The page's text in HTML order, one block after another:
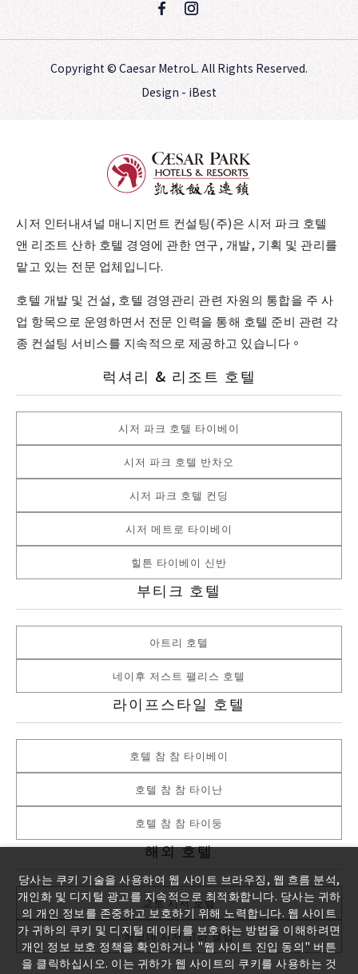
Copyright © Caesar MetroL. All Rights Reserved.
Design - iBest
시저 인터내셔널 매니지먼트 컨설팅(주)은 시저 파크 호텔
앤 리조트 산하 호텔 경영에 관한 연구, 개발, 기획 및 관리를
맡고 있는 전문 업체입니다.
호텔 개발 및 건설, 호텔 경영관리 관련 자원의 통합을 주 사
업 항목으로 운영하면서 전문 인력을 통해 호텔 준비 관련 각
종 컨설팅 서비스를 지속적으로 제공하고 있습니다。
럭셔리 & 리조트 호텔
시저 파크 호텔 타이베이
시저 파크 호텔 반차오
시저 파크 호텔 컨딩
시저 메트로 타이베이
힐튼 타이베이 신반
부티크 호텔
아트리 호텔
네이후 저스트 팰리스 호텔
라이프스타일 호텔
호텔 참 참 타이베이
호텔 참 참 타이난
호텔 참 참 타이둥
해외 호텔
교토 시저 호텔
하코네 시저 고라 클럽
당사는 쿠키 기술을 사용하여 웹 사이트 브라우징, 웹 흐름 분석,
개인화 및 디지털 광고를 지속적으로 최적화합니다. 당사는 귀하
의 개인 정보를 존중하고 보호하기 위해 노력합니다. 웹 사이트
가 귀하의 쿠키 및 디지털 데이터를 보호하는 방법을 이해하려면
개인 정보 보호 정책을 확인하거나 "웹 사이트 진입 동의" 버튼
을 클릭하십시오. 이는 귀하가 웹 사이트의 쿠키를 사용하는 것